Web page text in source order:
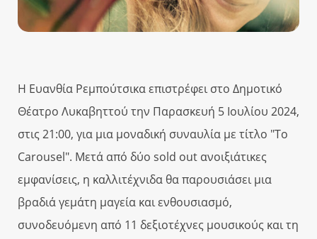
Η Ευανθία Ρεμπούτσικα επιστρέφει στο Δημοτικό
Θέατρο Λυκαβηττού την Παρασκευή 5 Ιουλίου 2024,
στις 21:00, για μια μοναδική συναυλία με τίτλο "Το
Carousel". Μετά από δύο sold out ανοιξιάτικες
εμφανίσεις, η καλλιτέχνιδα θα παρουσιάσει μια
βραδιά γεμάτη μαγεία και ενθουσιασμό,
συνοδευόμενη από 11 δεξιοτέχνες μουσικούς και τη